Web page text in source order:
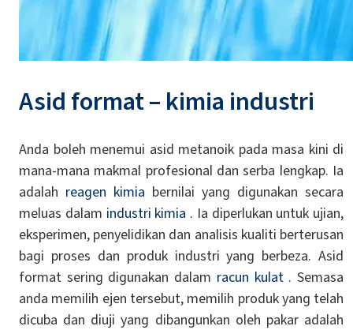
Asid format – kimia industri
Anda boleh menemui asid metanoik pada masa kini di
mana-mana makmal profesional dan serba lengkap. Ia
adalah reagen kimia bernilai yang digunakan secara
meluas dalam industri kimia . Ia diperlukan untuk ujian,
eksperimen, penyelidikan dan analisis kualiti berterusan
bagi proses dan produk industri yang berbeza. Asid
format sering digunakan dalam racun kulat. Semasa
anda memilih ejen tersebut, memilih produk yang telah
dicuba dan diuji yang dibangunkan oleh pakar adalah